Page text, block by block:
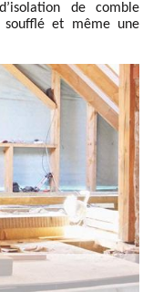
de comble
et même une